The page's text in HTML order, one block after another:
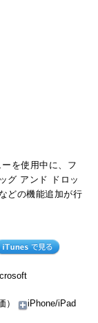
を使用中に、フ
グ アンド ドロッ
どの機能追加が行
）
iPhone/iPad